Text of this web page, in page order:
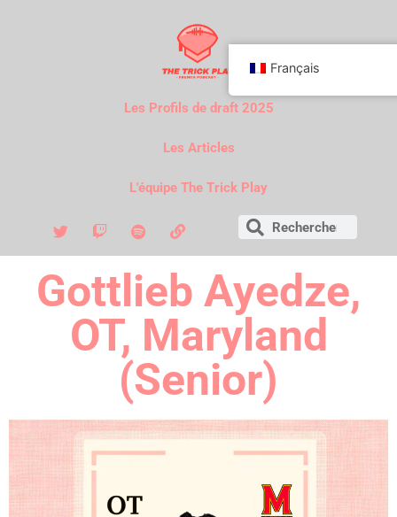
Les Profils de draft 2025
Les Articles
L'équipe The Trick Play
Gottlieb Ayedze,
OT, Maryland
(Senior)
Français